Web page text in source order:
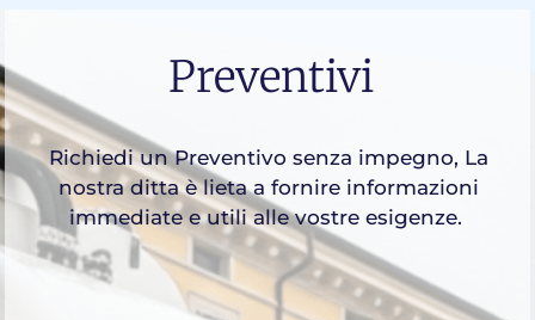
Preventivi
Richiedi un Preventivo senza impegno, La
nostra ditta è lieta a fornire informazioni
immediate e utili alle vostre esigenze.